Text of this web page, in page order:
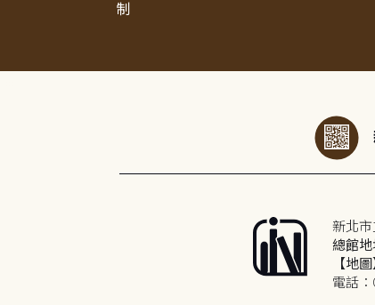
制
新北
總館
【地圖
電話